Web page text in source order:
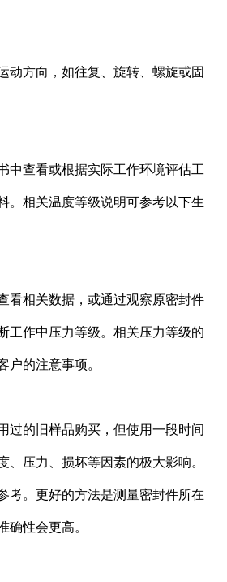
动方向，如往复、旋转、螺旋或固
中查看或根据实际工作环境评估工
。相关温度等级说明可参考以下生
看相关数据，或通过观察原密封件
工作中压力等级。相关压力等级的
的注意事项。
过的旧样品购买，但使用一段时间
、压力、损坏等因素的极大影响。
考。更好的方法是测量密封件所在
性会更高。